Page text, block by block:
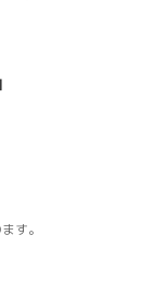
す。